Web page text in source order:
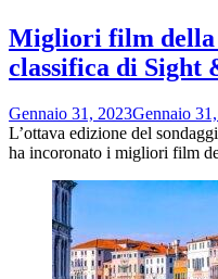
Migliori film della
classifica di Sight
Gennaio 31, 2023Gennaio
L’ottava edizione del
ha incoronato i migliori film